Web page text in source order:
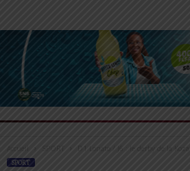
Accueil D1 Lonato / J6 : le derby de la
SPORT